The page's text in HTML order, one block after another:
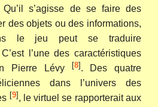
Qu’il s’agisse de se faire des
des objets ou des informations,
le jeu peut se traduire
l’une des caractéristiques
Pierre Lévy[8]. Des quatre
dans l’univers des
[9], le virtuel se rapporterait aux